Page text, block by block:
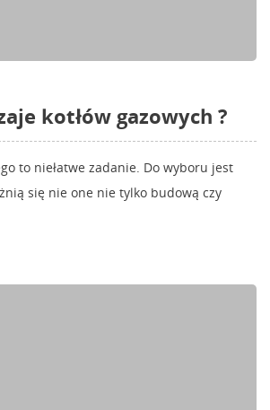
kotłów gazowych ?
to niełatwe zadanie. Do wyboru jest
się nie one nie tylko budową czy